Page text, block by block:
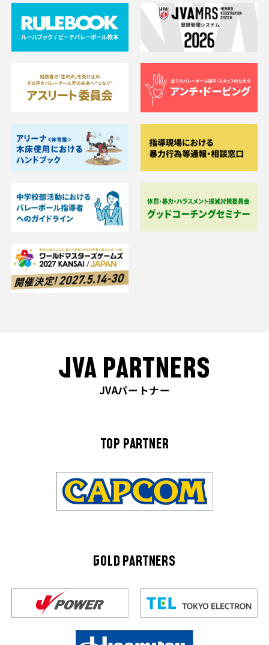
JVA PARTNERS
JVAパートナー
TOP PARTNER
GOLD PARTNERS